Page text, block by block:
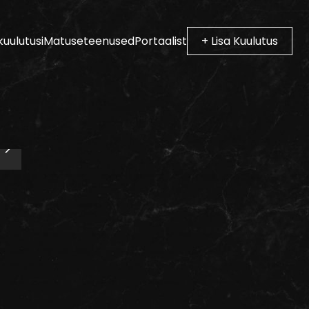
MatuseteenusedPortaalist + Lisa Kuulutus